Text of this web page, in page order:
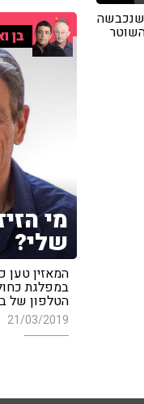
שנכבשה
בן
מי
שלי?
המאזין טען
במפלגת
הטלפון של
21/03/2019